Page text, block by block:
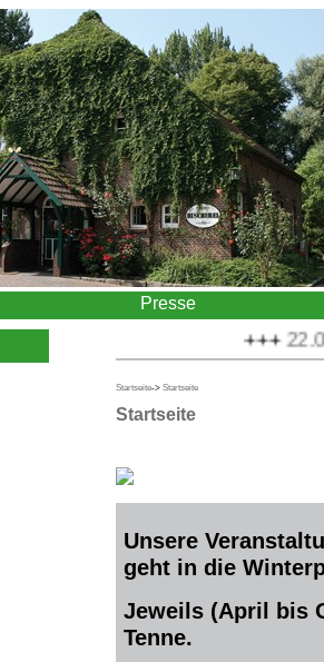
Presse
+++
Startseite-> Startseite
Startseite
Unsere
geht in die
Jeweils (April bis
Tenne.